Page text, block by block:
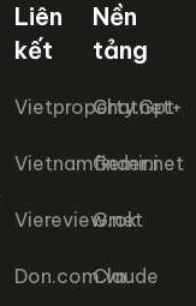
Liên
kết
Vietproperty.net+
Vietnamfinder.net
Viereview.net
Don.com.vn
Nền
tảng
ChatGpt
Gemini
Grok
Claude